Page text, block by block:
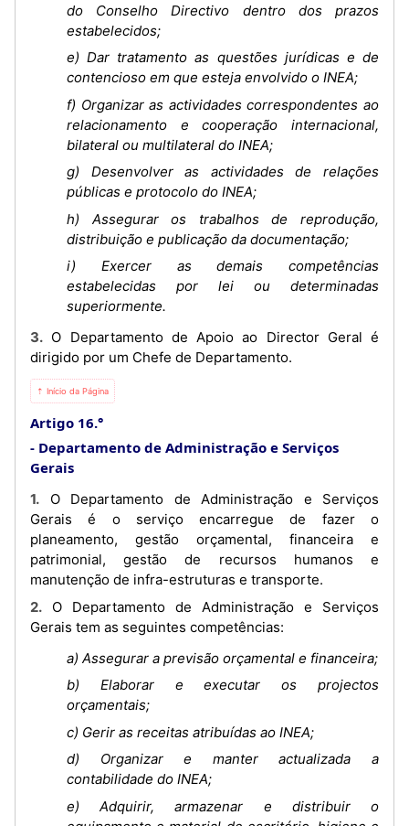
do Conselho Directivo dentro dos prazos
estabelecidos;
e) Dar tratamento as questões jurídicas e de
contencioso em que esteja envolvido o INEA;
f) Organizar as actividades correspondentes ao
relacionamento e cooperação internacional,
bilateral ou multilateral do INEA;
g) Desenvolver as actividades de relações
públicas e protocolo do INEA;
h) Assegurar os trabalhos de reprodução,
distribuição e publicação da documentação;
i) Exercer as demais competências
estabelecidas por lei ou determinadas
superiormente.
3. O Departamento de Apoio ao Director Geral é
dirigido por um Chefe de Departamento.
⇡ Início da Página
Artigo 16.°
Departamento de Administração e Serviços
Gerais
1. O Departamento de Administração e Serviços
Gerais é o serviço encarregue de fazer o
planeamento, gestão orçamental, financeira e
patrimonial, gestão de recursos humanos e
manutenção de infra-estruturas e transporte.
2. O Departamento de Administração e Serviços
Gerais tem as seguintes competências:
a) Assegurar a previsão orçamental e financeira;
b) Elaborar e executar os projectos
orçamentais;
c) Gerir as receitas atribuídas ao INEA;
d) Organizar e manter actualizada a
contabilidade do INEA;
e) Adquirir, armazenar e distribuir o